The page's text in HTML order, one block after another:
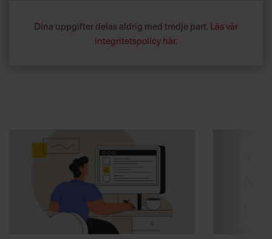
Dina uppgifter delas aldrig med tredje part. Läs vår
integritetspolicy här.